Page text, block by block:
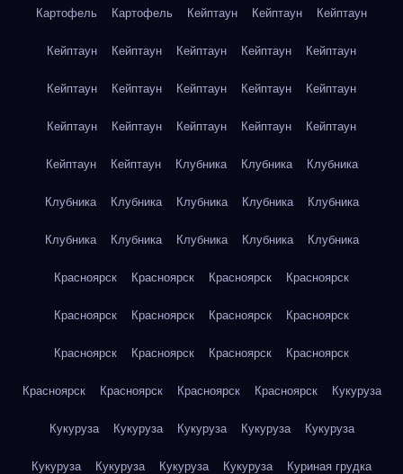
Картофель Картофель Кейптаун Кейптаун Кейптаун
Кейптаун Кейптаун Кейптаун Кейптаун Кейптаун
Кейптаун Кейптаун Кейптаун Кейптаун Кейптаун
Кейптаун Кейптаун Кейптаун Кейптаун Кейптаун
Кейптаун Кейптаун Клубника Клубника Клубника
Клубника Клубника Клубника Клубника Клубника
Клубника Клубника Клубника Клубника Клубника
Красноярск Красноярск Красноярск Красноярск
Красноярск Красноярск Красноярск Красноярск
Красноярск Красноярск Красноярск Красноярск
Красноярск Красноярск Красноярск Красноярск Кукуруза
Кукуруза Кукуруза Кукуруза Кукуруза Кукуруза
Кукуруза Кукуруза Кукуруза Кукуруза Куриная грудка